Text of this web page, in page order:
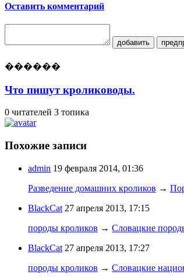
Оставить комментарий
добавить
������
Что пишут кролиководы.
0 читателей 3 топика
Похожие записи
admin 19 февраля 2014, 01:36
Разведение домашних кроликов →
BlackCat 27 апреля 2013, 17:15
породы кроликов → Словацкие
BlackCat 27 апреля 2013, 17:27
породы кроликов → Словацкие